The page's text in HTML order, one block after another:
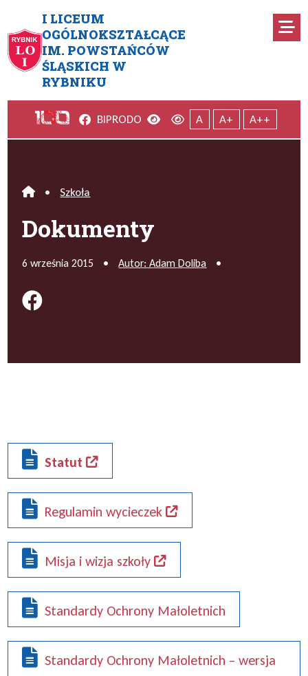
I LICEUM
OGÓLNOKSZTAŁCĄCE
IM. POWSTAŃCÓW
ŚLĄSKICH W
RYBNIKU
Dokumenty
Facebook
BIPRODO Wersja kontrastowa
Wersja domyślna
A A+ A++
Home
• Szkoła
Dokumenty
6 września 2015 • Autor: Adam Doliba •
Podziel się na FB
Statut
Regulamin wycieczek
Misja i wizja szkoły
Standardy Ochrony Małoletnich
Standardy Ochrony Małoletnich – wersja